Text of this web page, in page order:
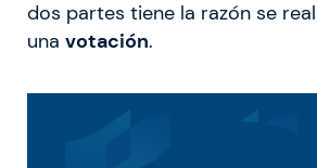
dos partes tiene la razón se
una votación.